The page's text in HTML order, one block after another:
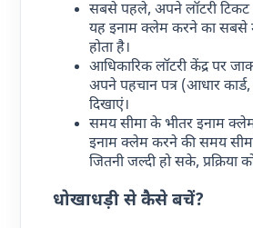
सबसे पहले, अपने लॉटरी
यह इनाम क्लेम करने का सबसे
होता है।
आधिकारिक लॉटरी केंद्र पर
अपने पहचान पत्र (आधार
दिखाएं।
समय सीमा के भीतर इनाम
इनाम क्लेम करने की समय
जितनी जल्दी हो सके, प्रक्रिया
धोखाधड़ी से कैसे बचें?